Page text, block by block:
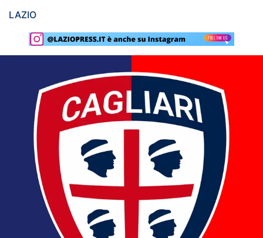
Rassegna Lazio
Social
Serie A
Champions League
Europa League
Altri Sport
Formula 1
Tennis
LAZIO